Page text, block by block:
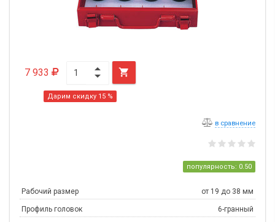
7 933 
Дарим скидку 15 %
в сравнение
популярность: 0.50
Рабочий размер от 19 до 38 мм
Профиль головок 6-гранный